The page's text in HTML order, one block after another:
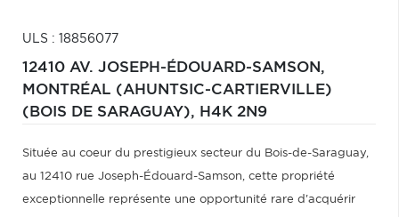
ULS : 18856077
12410 AV. JOSEPH-ÉDOUARD-SAMSON,
MONTRÉAL (AHUNTSIC-CARTIERVILLE)
(BOIS DE SARAGUAY), H4K 2N9
Située au coeur du prestigieux secteur du Bois-de-Saraguay,
au 12410 rue Joseph-Édouard-Samson, cette propriété
exceptionnelle représente une opportunité rare d'acquérir